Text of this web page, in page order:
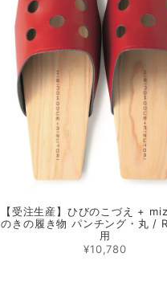
【受注生産】ひびのこづえ +
のきの履き物 パンチング・丸 /
用
¥10,780